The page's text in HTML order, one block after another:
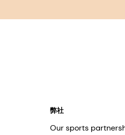
弊社
Our sports